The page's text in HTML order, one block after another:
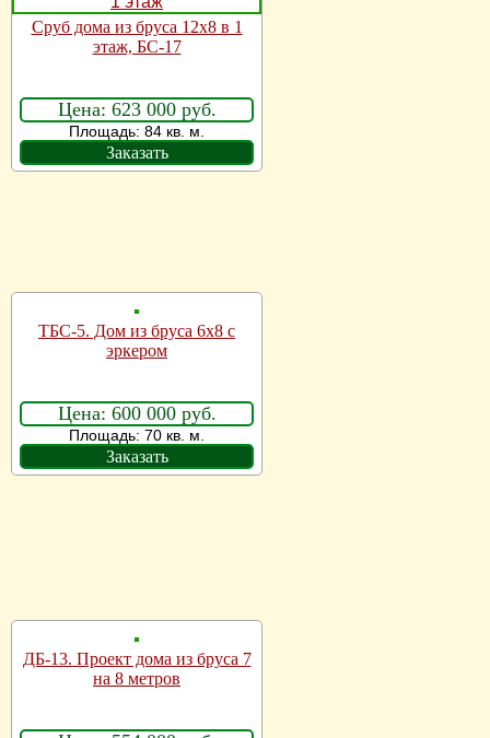
Сруб дома из бруса 12х8 в 1
этаж, БС-17
Цена: 623 000 руб.
Площадь: 84 кв. м.
Заказать
ТБС-5. Дом из бруса 6х8 с
эркером
Цена: 600 000 руб.
Площадь: 70 кв. м.
Заказать
ДБ-13. Проект дома из бруса 7
на 8 метров